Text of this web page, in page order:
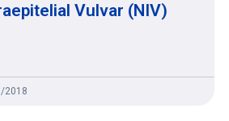
Vulvar (NIV)
2018